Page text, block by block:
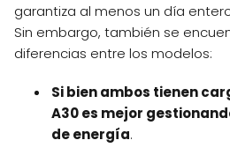
garantiza al menos un día
Sin embargo, también se
diferencias entre los modelos:
Si bien ambos tienen
A30 es mejor
de energía.